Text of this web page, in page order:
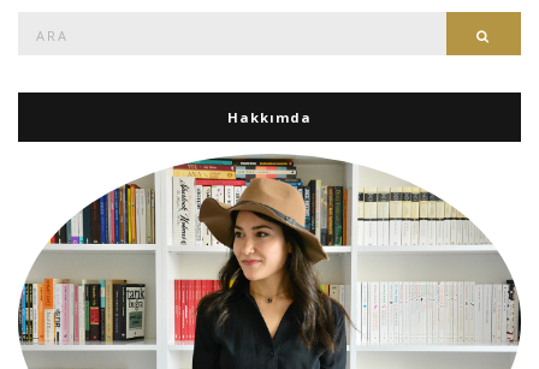
Hakkımda